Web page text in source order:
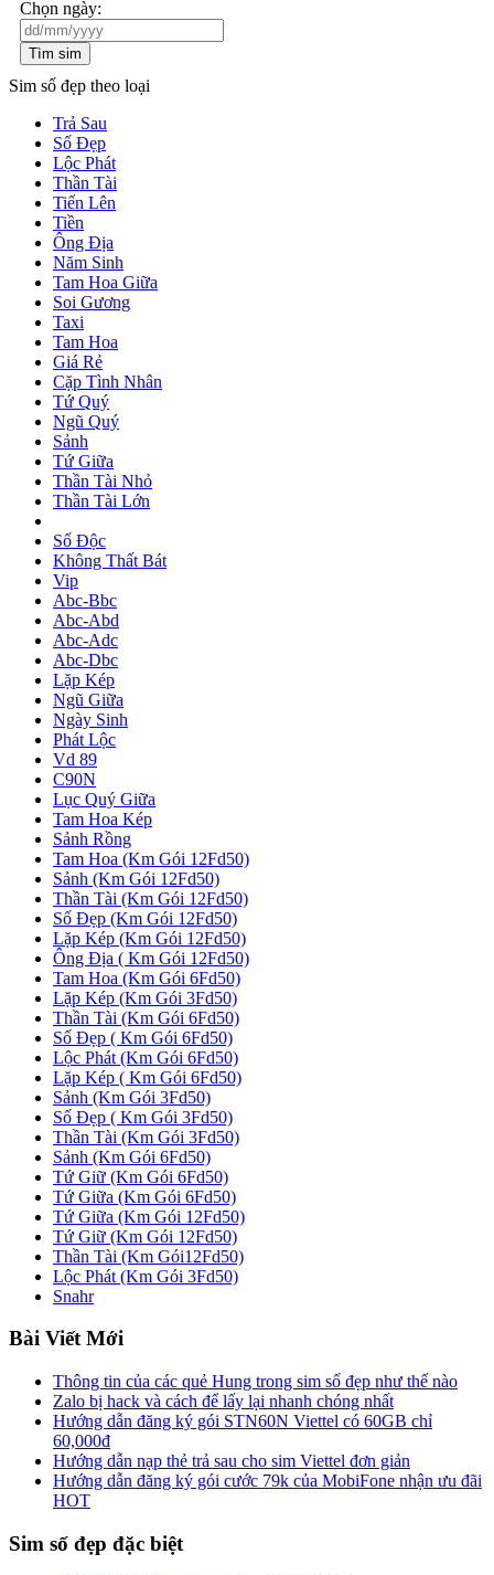
Chọn ngày:
Tìm sim
Sim số đẹp theo loại
Trả Sau
Số Đẹp
Lộc Phát
Thần Tài
Tiến Lên
Tiền
Ông Địa
Năm Sinh
Tam Hoa Giữa
Soi Gương
Taxi
Tam Hoa
Giá Rẻ
Cặp Tình Nhân
Tứ Quý
Ngũ Quý
Sảnh
Tứ Giữa
Thần Tài Nhỏ
Thần Tài Lớn
Số Độc
Không Thất Bát
Vip
Abc-Bbc
Abc-Abd
Abc-Adc
Abc-Dbc
Lặp Kép
Ngũ Giữa
Ngày Sinh
Phát Lộc
Vd 89
C90N
Lục Quý Giữa
Tam Hoa Kép
Sảnh Rồng
Tam Hoa (Km Gói 12Fd50)
Sảnh (Km Gói 12Fd50)
Thần Tài (Km Gói 12Fd50)
Số Đẹp (Km Gói 12Fd50)
Lặp Kép (Km Gói 12Fd50)
Ông Địa ( Km Gói 12Fd50)
Tam Hoa (Km Gói 6Fd50)
Lặp Kép (Km Gói 3Fd50)
Thần Tài (Km Gói 6Fd50)
Số Đẹp ( Km Gói 6Fd50)
Lộc Phát (Km Gói 6Fd50)
Lặp Kép ( Km Gói 6Fd50)
Sảnh (Km Gói 3Fd50)
Số Đẹp ( Km Gói 3Fd50)
Thần Tài (Km Gói 3Fd50)
Sảnh (Km Gói 6Fd50)
Tứ Giữ (Km Gói 6Fd50)
Tứ Giữa (Km Gói 6Fd50)
Tứ Giữa (Km Gói 12Fd50)
Tứ Giữ (Km Gói 12Fd50)
Thần Tài (Km Gói12Fd50)
Lộc Phát (Km Gói 3Fd50)
Snahr
Bài Viết Mới
Thông tin của các quẻ Hung trong sim số đẹp như thế nào
Zalo bị hack và cách để lấy lại nhanh chóng nhất
Hướng dẫn đăng ký gói STN60N Viettel có 60GB chỉ
60,000đ
Hướng dẫn nạp thẻ trả sau cho sim Viettel đơn giản
Hướng dẫn đăng ký gói cước 79k của MobiFone nhận ưu đãi
HOT
Sim số đẹp đặc biệt